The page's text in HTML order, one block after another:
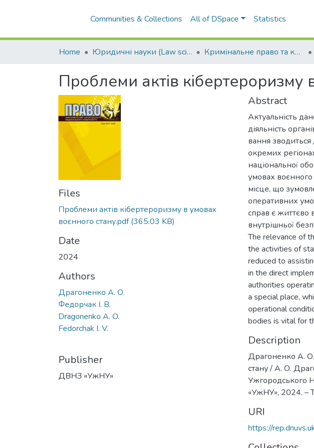
Communities & Collections All of DSpace Statistics
Home Юридичні науки (Law sciences) Кримінальне право та кримінологія; кримінально-виконавче право (Criminal law and criminology; criminal executive law) (12.00.08)
Проблеми актів кібертероризму
Files
Проблеми актів кібертероризму в умовах
воєнного стану.pdf(365.03 KB)
Date
2024
Authors
Драгоненко А. О.
Федорчак І. В.
Dragonenko A. O.
Fedorchak I. V.
Publisher
ДВНЗ «УжНУ»
Abstract
Актуальність
діяльність
вання
окремих
національної
умовах воєнного
місце, що
оперативних
справ є життєво
внутрішньої
The relevance of
the activities of
reduced to
in the direct
authorities
a special place,
operational
bodies is vital for
Description
Драгоненко А. О.
стану / А. О.
Ужгородського
«УжНУ», 2024. –
URI
https://